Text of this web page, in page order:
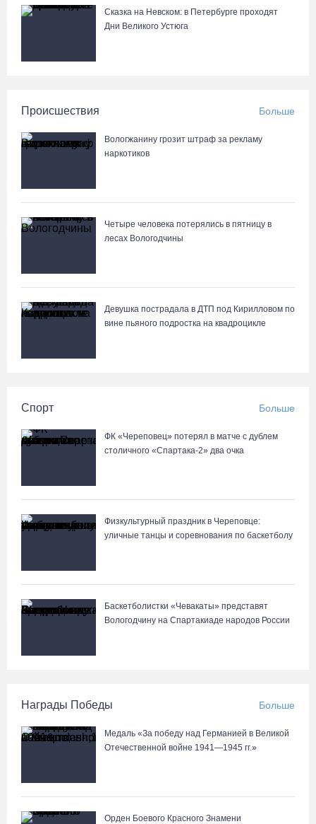
Сказка на Невском: в Петербурге проходят
Дни Великого Устюга
Происшествия Больше
Вологжанину грозит штраф за рекламу
наркотиков
Четыре человека потерялись в пятницу в
лесах Вологодчины
Девушка пострадала в ДТП под Кирилловом по
вине пьяного подростка на квадроцикле
Спорт Больше
ФК «Череповец» потерял в матче с дублем
столичного «Спартака-2» два очка
Физкультурный праздник в Череповце:
уличные танцы и соревнования по баскетболу
Баскетболистки «Чевакаты» представят
Вологодчину на Спартакиаде народов России
Награды Победы Больше
Медаль «За победу над Германией в Великой
Отечественной войне 1941—1945 гг.»
Орден Боевого Красного Знамени